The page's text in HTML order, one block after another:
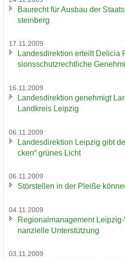
Bau­recht für Aus­bau der
stein­berg
17.11.2009
Lan­des­di­rek­ti­on er­teilt De­li­cia
si­ons­schutz­recht­li­che
16.11.2009
Lan­des­di­rek­ti­on ge­neh­migt
Land­kreis Leip­zig
06.11.2009
Lan­des­di­rek­ti­on Leip­zig gibt
cken“ grü­nes Licht
06.11.2009
Stör­stel­len in der Plei­ße
04.11.2009
Re­gio­nal­ma­nage­ment
nan­zi­el­le Un­ter­stüt­zung
03.11.2009